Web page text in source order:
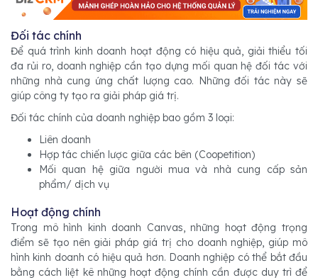
Đối tác chính
Để quá trình kinh doanh hoạt động có hiệu quả, giải thiểu tối
đa rủi ro, doanh nghiệp cần tạo dựng mối quan hệ đối tác với
những nhà cung ứng chất lượng cao. Những đối tác này sẽ
giúp công ty tạo ra giải pháp giá trị.
Đối tác chính của doanh nghiệp bao gồm 3 loại:
Liên doanh
Hợp tác chiến lược giữa các bên (Coopetition)
Mối quan hệ giữa người mua và nhà cung cấp sản
phẩm/ dịch vụ
Hoạt động chính
Trong mô hình kinh doanh Canvas, những hoạt động trọng
điểm sẽ tạo nên giải pháp giá trị cho doanh nghiệp, giúp mô
hình kinh doanh có hiệu quả hơn. Doanh nghiệp có thể bắt đầu
bằng cách liệt kê những hoạt động chính cần được duy trì để